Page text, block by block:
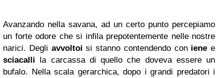
Avanzando nella savana, ad un certo punto percepiamo
un forte odore che si infila prepotentemente nelle nostre
narici. Degli avvoltoisi stanno contendendo con iene e
sciacalli la carcassa di quello che doveva essere un
bufalo. Nella scala gerarchica, dopo i grandi predatori i